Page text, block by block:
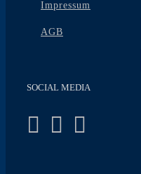
Impressum
AGB
SOCIAL MEDIA